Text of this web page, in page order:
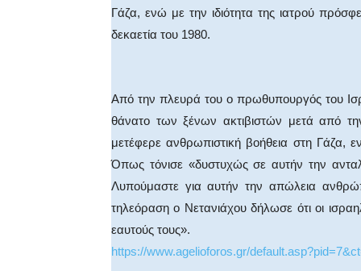
Γάζα, ενώ με την ιδιότητα της ιατρού
δεκαετία του 1980.
Από την πλευρά του ο πρωθυπουργός του
θάνατο των ξένων ακτιβιστών μετά από
μετέφερε ανθρωπιστική βοήθεια στη Γάζα,
Όπως τόνισε «δυστυχώς σε αυτήν την
Λυπούμαστε για αυτήν την απώλεια
τηλεόραση ο Νετανιάχου δήλωσε ότι οι
εαυτούς τους».
https://www.agelioforos.gr/